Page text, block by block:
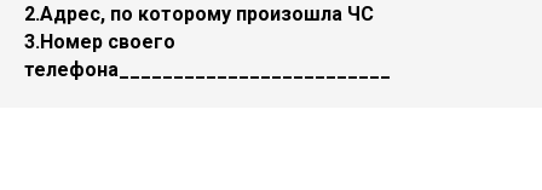
2.Адрес, по которому произошла ЧС
3.Номер своего
телефона_________________________